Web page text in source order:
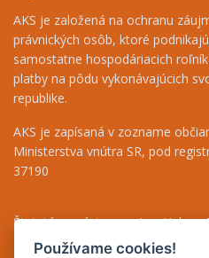
AKS je založená na ochranu
právnických osôb, ktoré
samostatne hospodáriacich
platby na pôdu vykonávajúcich
republike.
AKS je zapísaná v zozname
Ministerstva vnútra SR, pod
37190
Štatutárny zástupca - Ing. Helena
Riaditeľka - Ing. Bernáthová
Používame cookies!